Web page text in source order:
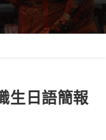
生日語簡報